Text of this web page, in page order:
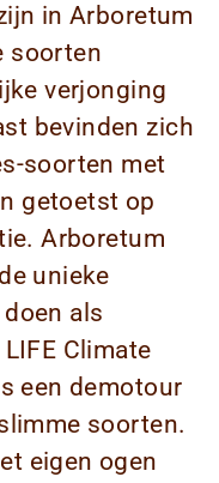
in Arboretum
soorten
verjonging
bevinden zich
soorten met
getoetst op
Arboretum
unieke
als
Climate
een demotour
soorten.
eigen ogen